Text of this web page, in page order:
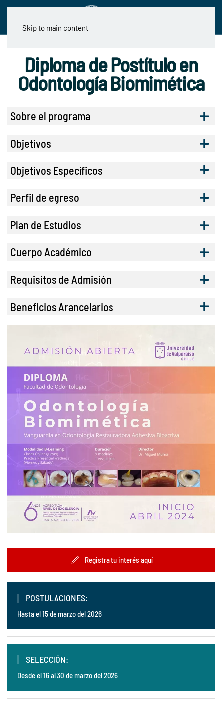
Skip to main content
Diploma de Postítulo en
Odontología Biomimética
Sobre el programa
Objetivos
Objetivos Específicos
Perfil de egreso
Plan de Estudios
Cuerpo Académico
Requisitos de Admisión
Beneficios Arancelarios
Registra tu interés aquí
POSTULACIONES:
Hasta el 15 de marzo del 2026
SELECCIÓN:
Desde el 16 al 30 de marzo del 2026